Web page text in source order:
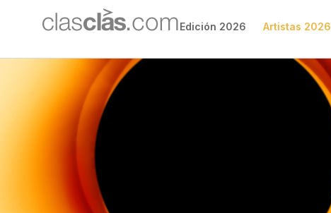
Edición 2026 Artistas 2026